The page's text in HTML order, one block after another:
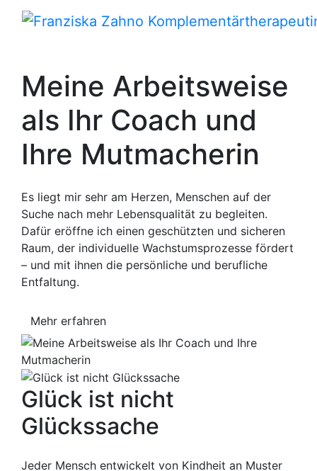
Meine Arbeitsweise
als Ihr Coach und
Ihre Mutmacherin
Es liegt mir sehr am Herzen, Menschen auf der
Suche nach mehr Lebensqualität zu begleiten.
Dafür eröffne ich einen geschützten und sicheren
Raum, der individuelle Wachstumsprozesse fördert
– und mit ihnen die persönliche und berufliche
Entfaltung.
Mehr erfahren
Glück ist nicht
Glückssache
Jeder Mensch entwickelt von Kindheit an Muster